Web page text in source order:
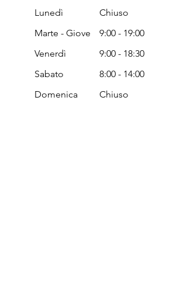
Chiuso
9:00 - 19:00
9:00 - 18:30
8:00 - 14:00
Chiuso
Lunedì
Marte - Giove
Venerdì
Sabato
Domenica